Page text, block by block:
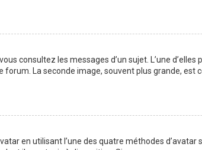
consultez les messages d’un sujet. L’une
La seconde image, souvent plus grande, est
en utilisant l’une des quatre méthodes